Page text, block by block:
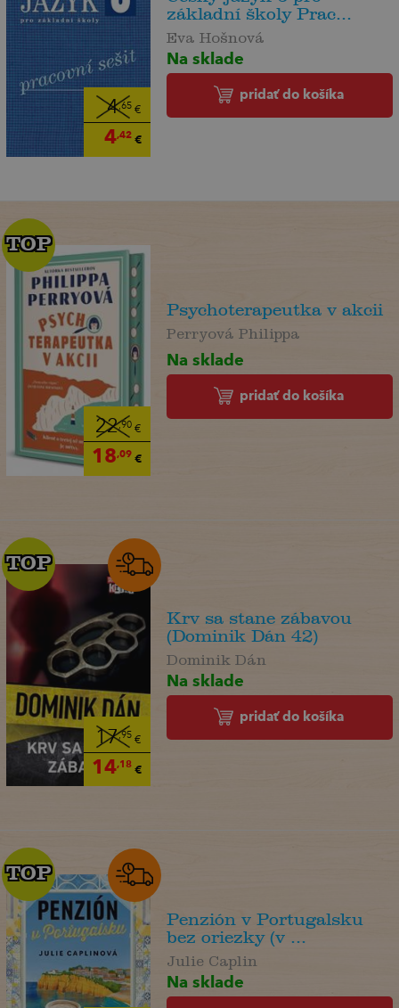
4,65€
4,42€
základní školy Prac...
Eva Hošnová
Na sklade
pridať do košíka
22,90€
18,09€
TOP
TOP
Psychoterapeutka v akcii
Perryová Philippa
Na sklade
pridať do košíka
17,95€
14,18€
TOP
TOP
Krv sa stane zábavou
(Dominik Dán 42)
Dominik Dán
Na sklade
pridať do košíka
TOP
TOP
Penzión v Portugalsku
bez oriezky (v ...
Julie Caplin
Na sklade